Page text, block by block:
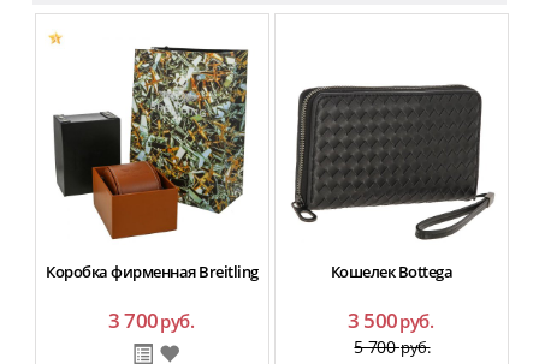
Коробка фирменная Breitling
3 700руб.
Кошелек Bottega
3 500руб.
5 700руб.